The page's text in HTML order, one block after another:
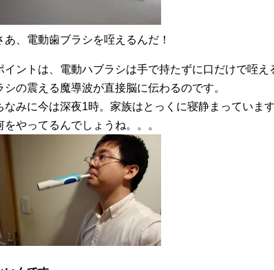
あ、電動歯ブラシを咥えるんだ！
イントは、電動ハブラシは手で持たずに口だけで咥
シの震える魔導波が直接脳に伝わるのです。
なみに今は深夜1時。家族はとっくに寝静まっていま
をやってるんでしょうね。。。